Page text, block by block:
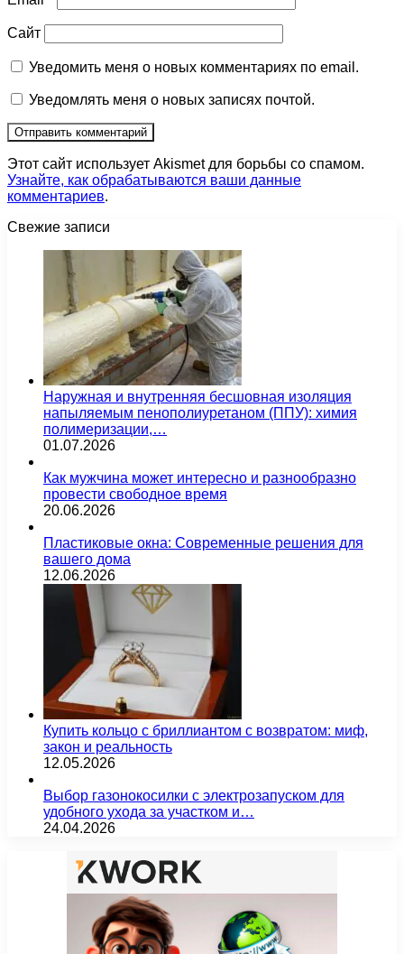
Сайт
Уведомить меня о новых комментариях по email.
Уведомлять меня о новых записях почтой.
Этот сайт использует Akismet для борьбы со спамом.
Узнайте, как обрабатываются ваши данные
комментариев.
Свежие записи
Наружная и внутренняя бесшовная изоляция
напыляемым пенополиуретаном (ППУ): химия
полимеризации,…
01.07.2026
Как мужчина может интересно и разнообразно
провести свободное время
20.06.2026
Пластиковые окна: Современные решения для
вашего дома
12.06.2026
Купить кольцо с бриллиантом с возвратом: миф,
закон и реальность
12.05.2026
Выбор газонокосилки с электрозапуском для
удобного ухода за участком и…
24.04.2026